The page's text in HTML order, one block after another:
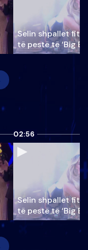
Selin shpallet
të pestë të ‘Big
02:56
Selin shpallet
të pestë të ‘Big